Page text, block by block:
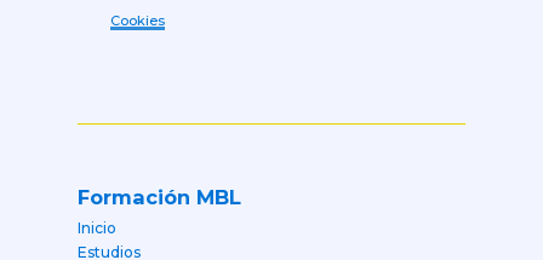
Cookies
Formación MBL
Inicio
Estudios